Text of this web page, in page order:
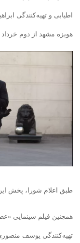
اطیابی و تهیه‌کنندگی
هویزه مشهد از دوم خرداد
طبق اعلام شورا، پخش
همچنین فیلم سینمایی
تهیه‌کنندگی یوسف